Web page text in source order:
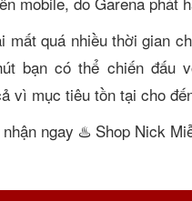
mất quá nhiều thời gian
bạn có thể chiến đấu
vì mục tiêu tồn tại cho
nhận ngay ♨️ Shop Nick